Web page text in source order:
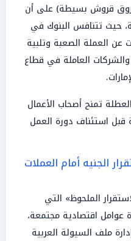
قروش بسيطة) على أن
حيث تتنافس البنوك في
عن العملة الصعبة وتلبية
العاملة في قطاع
تمنح أصحاب الأعمال
استئناف دورة العمل
الجنيه أمام العملات
الملحوظ» التي
عوامل اقتصادية مجتمعة،
ملف السيولة العربية